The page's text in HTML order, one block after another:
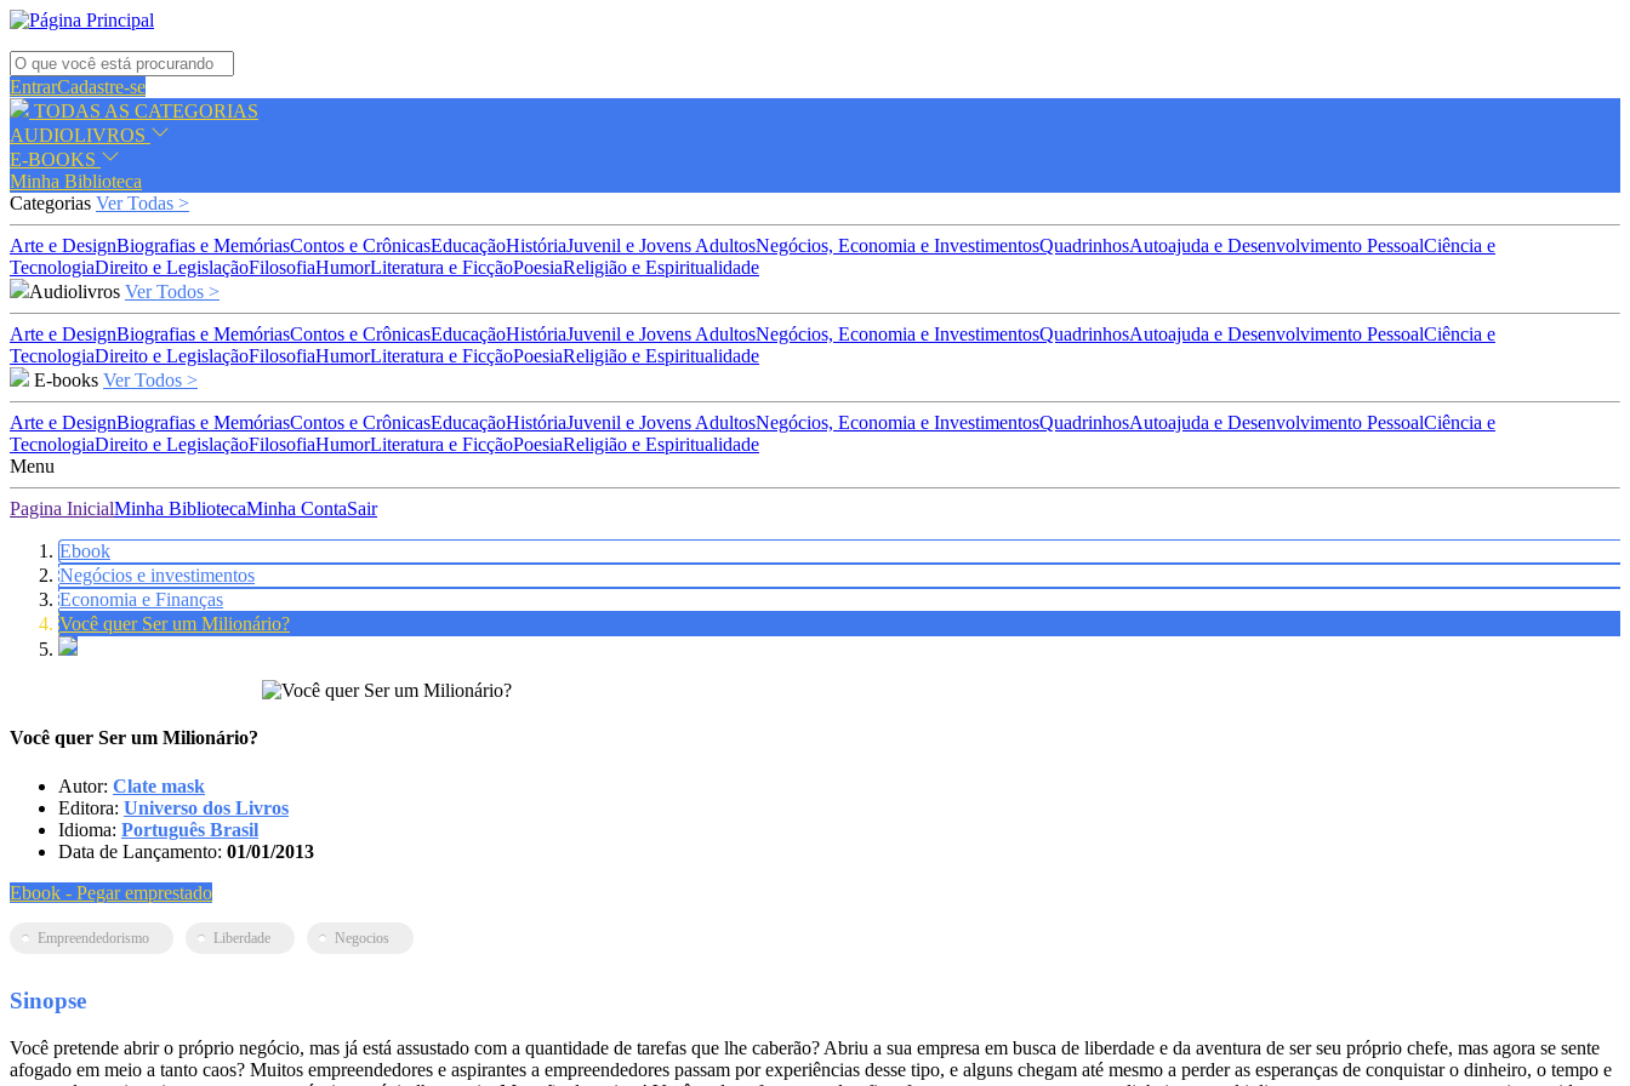
EntrarCadastre-se
TODAS AS CATEGORIAS
AUDIOLIVROS
E-BOOKS
Minha Biblioteca
Categorias Ver Todas >
Arte e DesignBiografias e MemóriasContos e CrônicasEducaçãoHistóriaJuvenil e Jovens AdultosNegócios, Economia e InvestimentosQuadrinhosAutoajuda e Desenvolvimento PessoalCiência e
TecnologiaDireito e LegislaçãoFilosofiaHumorLiteratura e FicçãoPoesiaReligião e Espiritualidade
Audiolivros Ver Todos >
Arte e DesignBiografias e MemóriasContos e CrônicasEducaçãoHistóriaJuvenil e Jovens AdultosNegócios, Economia e InvestimentosQuadrinhosAutoajuda e Desenvolvimento PessoalCiência e
TecnologiaDireito e LegislaçãoFilosofiaHumorLiteratura e FicçãoPoesiaReligião e Espiritualidade
E-books Ver Todos >
Arte e DesignBiografias e MemóriasContos e CrônicasEducaçãoHistóriaJuvenil e Jovens AdultosNegócios, Economia e InvestimentosQuadrinhosAutoajuda e Desenvolvimento PessoalCiência e
TecnologiaDireito e LegislaçãoFilosofiaHumorLiteratura e FicçãoPoesiaReligião e Espiritualidade
Menu
Pagina InicialMinha BibliotecaMinha ContaSair
Ebook
Negócios e investimentos
Economia e Finanças
Você quer Ser um Milionário?
Você quer Ser um Milionário?
Autor: Clate mask
Editora: Universo dos Livros
Idioma: Português Brasil
Data de Lançamento: 01/01/2013
Ebook - Pegar emprestado
Empreendedorismo Liberdade Negocios
Sinopse
Você pretende abrir o próprio negócio, mas já está assustado com a quantidade de tarefas que lhe caberão? Abriu a sua empresa em busca de liberdade e da aventura de ser seu próprio chefe, mas agora se sente
afogado em meio a tanto caos? Muitos empreendedores e aspirantes a empreendedores passam por experiências desse tipo, e alguns chegam até mesmo a perder as esperanças de conquistar o dinheiro, o tempo e